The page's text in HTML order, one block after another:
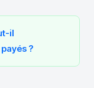
il
?